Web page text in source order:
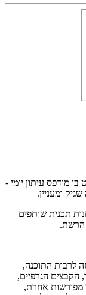
מודפס עיתון יומי -
ומעניין.
תכנית שותפים
זה לרבות התוכנה,
הקבצים הגרפיים,
מפורשות אחרת,